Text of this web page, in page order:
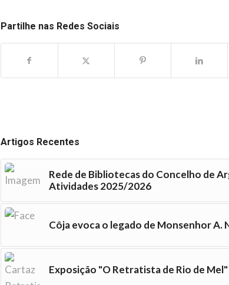
Partilhe nas Redes Sociais
Artigos Recentes
Rede de Bibliotecas do Concelho de
Atividades 2025/2026
Côja evoca o legado de Monsenhor A.
Exposição "O Retratista de Rio de